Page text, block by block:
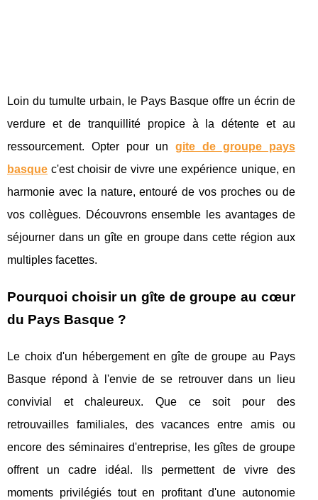
Loin du tumulte urbain, le Pays Basque offre un écrin de
verdure et de tranquillité propice à la détente et au
ressourcement. Opter pour ungite de groupe pays
basque c'est choisir de vivre une expérience unique, en
harmonie avec la nature, entouré de vos proches ou de
vos collègues. Découvrons ensemble les avantages de
séjourner dans un gîte en groupe dans cette région aux
multiples facettes.
Pourquoi choisir un gîte de groupe au cœur
du Pays Basque ?
Le choix d'un hébergement en gîte de groupe au Pays
Basque répond à l'envie de se retrouver dans un lieu
convivial et chaleureux. Que ce soit pour des
retrouvailles familiales, des vacances entre amis ou
encore des séminaires d'entreprise, les gîtes de groupe
offrent un cadre idéal. Ils permettent de vivre des
moments privilégiés tout en profitant d'une autonomie